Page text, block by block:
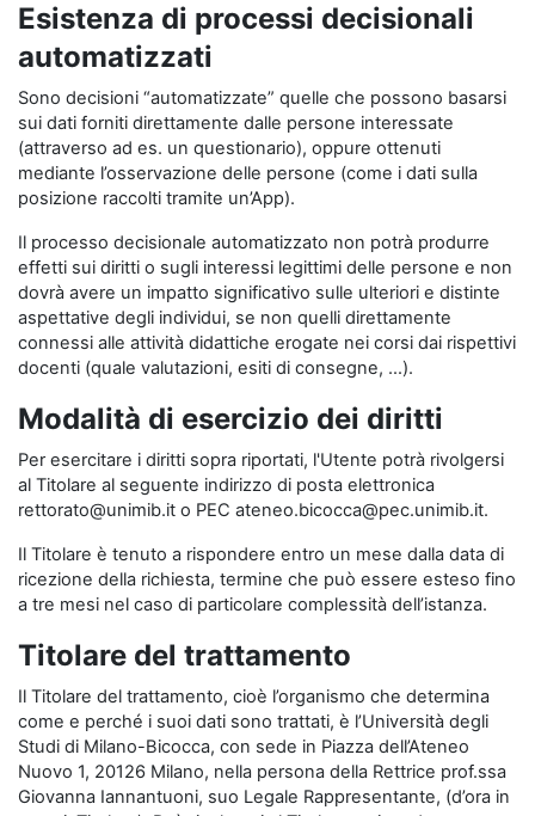
Esistenza di processi decisionali
automatizzati
Sono decisioni “automatizzate” quelle che possono basarsi
sui dati forniti direttamente dalle persone interessate
(attraverso ad es. un questionario), oppure ottenuti
mediante l’osservazione delle persone (come i dati sulla
posizione raccolti tramite un’App).
Il processo decisionale automatizzato non potrà produrre
effetti sui diritti o sugli interessi legittimi delle persone e non
dovrà avere un impatto significativo sulle ulteriori e distinte
aspettative degli individui, se non quelli direttamente
connessi alle attività didattiche erogate nei corsi dai rispettivi
docenti (quale valutazioni, esiti di consegne, …).
Modalità di esercizio dei diritti
Per esercitare i diritti sopra riportati, l'Utente potrà rivolgersi
al Titolare al seguente indirizzo di posta elettronica
rettorato@unimib.it o PEC ateneo.bicocca@pec.unimib.it.
Il Titolare è tenuto a rispondere entro un mese dalla data di
ricezione della richiesta, termine che può essere esteso fino
a tre mesi nel caso di particolare complessità dell’istanza.
Titolare del trattamento
Il Titolare del trattamento, cioè l’organismo che determina
come e perché i suoi dati sono trattati, è l’Università degli
Studi di Milano-Bicocca, con sede in Piazza dell’Ateneo
Nuovo 1, 20126 Milano, nella persona della Rettrice prof.ssa
Giovanna Iannantuoni, suo Legale Rappresentante, (d’ora in